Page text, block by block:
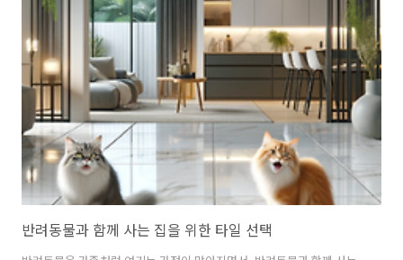
턴 중에서 올바른 타일을 선택하는 것은 공간을 개선하고, 사용 목적에
부합하게 만드는 핵심입니다. 여기서는 타일을 선택할 때 고려해야 할 주
요 요소와 유용한 팁을 제공합니다. 재질에 따른 선택 세라믹 타일: 다목
적으로 사용되며, 내구성이 뛰어나고 유지 관리가 쉽습니다. 화장실이나
주방과 ..
반려동물과 함께 사는 집을 위한 타일 선택